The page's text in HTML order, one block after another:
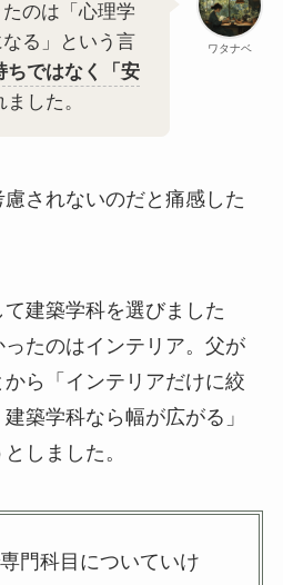
ワタナベ
のは「心理学
る」という言
ちではなく「安
ました。
されないのだと痛感した
建築学科を選びました
たのはインテリア。父が
ら「インテリアだけに絞
築学科なら幅が広がる」
しました。
門科目についていけ